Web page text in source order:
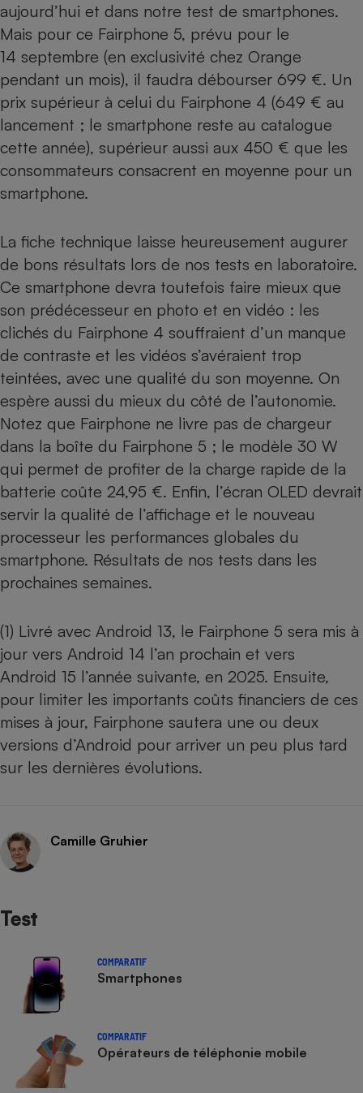
aujourd’hui et dans notre test de smartphones.
Mais pour ce Fairphone 5, prévu pour le
14 septembre (en exclusivité chez Orange
pendant un mois), il faudra débourser 699 €. Un
prix supérieur à celui du Fairphone 4 (649 € au
lancement ; le smartphone reste au catalogue
cette année), supérieur aussi aux 450 € que les
consommateurs consacrent en moyenne pour un
smartphone.
La fiche technique laisse heureusement augurer
de bons résultats lors de nos tests en laboratoire.
Ce smartphone devra toutefois faire mieux que
son prédécesseur en photo et en vidéo : les
clichés du Fairphone 4 souffraient d’un manque
de contraste et les vidéos s’avéraient trop
teintées, avec une qualité du son moyenne. On
espère aussi du mieux du côté de l’autonomie.
Notez que Fairphone ne livre pas de chargeur
dans la boîte du Fairphone 5 ; le modèle 30 W
qui permet de profiter de la charge rapide de la
batterie coûte 24,95 €. Enfin, l’écran OLED devrait
servir la qualité de l’affichage et le nouveau
processeur les performances globales du
smartphone. Résultats de nos tests dans les
prochaines semaines.
(1) Livré avec Android 13, le Fairphone 5 sera mis à
jour vers Android 14 l’an prochain et vers
Android 15 l’année suivante, en 2025. Ensuite,
pour limiter les importants coûts financiers de ces
mises à jour, Fairphone sautera une ou deux
versions d’Android pour arriver un peu plus tard
sur les dernières évolutions.
Camille Gruhier
Test
COMPARATIF
Smartphones
COMPARATIF
Opérateurs de téléphonie mobile